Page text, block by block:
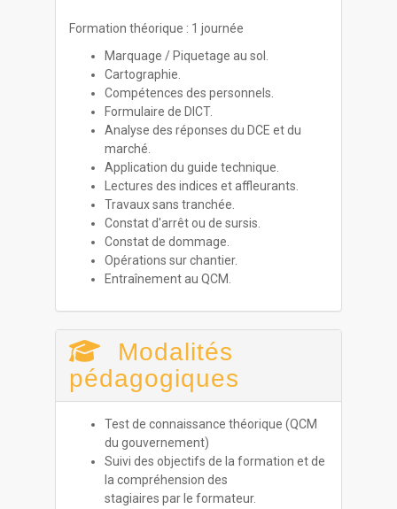
Formation théorique : 1 journée
Marquage / Piquetage au sol.
Cartographie.
Compétences des personnels.
Formulaire de DICT.
Analyse des réponses du DCE et du
marché.
Application du guide technique.
Lectures des indices et affleurants.
Travaux sans tranchée.
Constat d'arrêt ou de sursis.
Constat de dommage.
Opérations sur chantier.
Entraînement au QCM.
Modalités
pédagogiques
Test de connaissance théorique (QCM
du gouvernement)
Suivi des objectifs de la formation et de
la compréhension des
stagiaires par le formateur.